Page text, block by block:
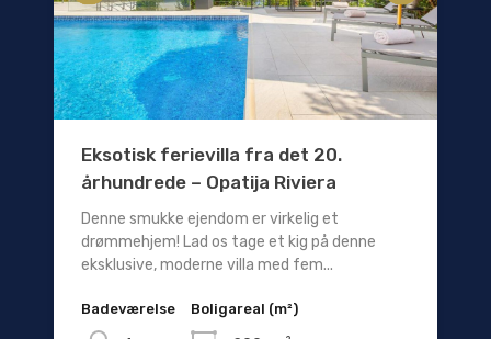
Eksotisk ferievilla fra det 20.
århundrede – Opatija Riviera
Denne smukke ejendom er virkelig et
drømmehjem! Lad os tage et kig på denne
eksklusive, moderne villa med fem...
Badeværelse Boligareal (m²)